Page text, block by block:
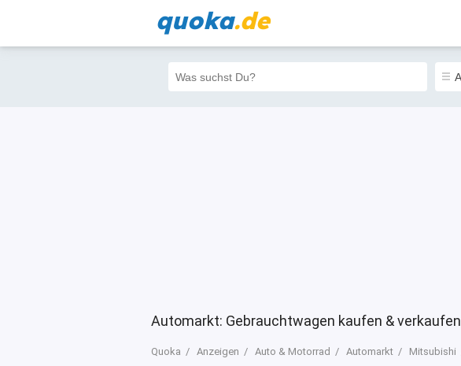
quoka.de
Automarkt: Gebrauchtwagen kaufen & verkaufen
Quoka Anzeigen Auto & Motorrad Automarkt Mitsubishi
Filter 3 Alle
9